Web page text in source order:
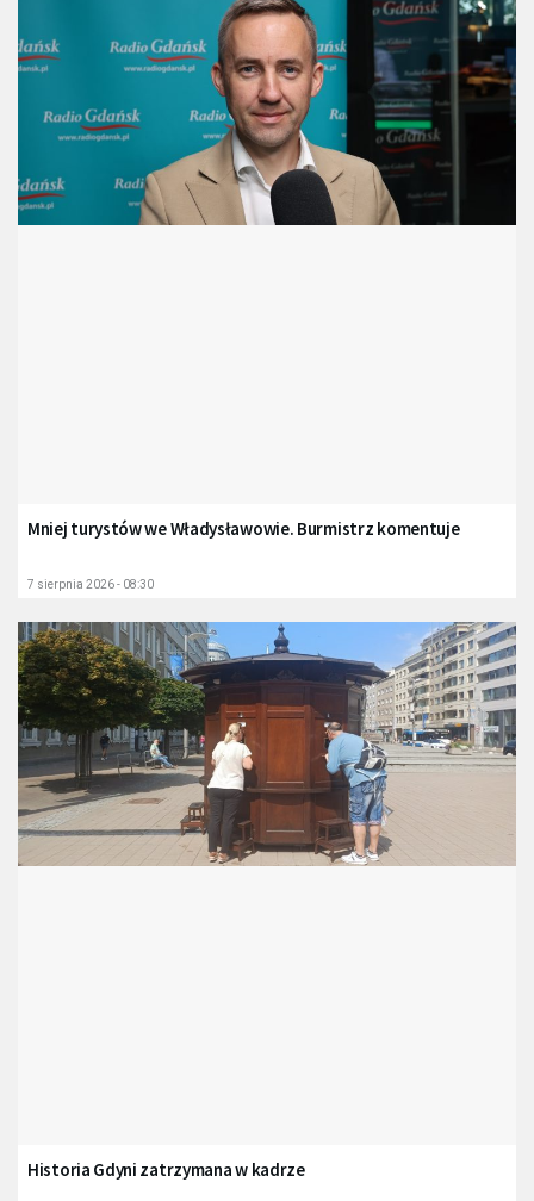
Mniej turystów we Władysławowie. Burmistrz komentuje
7 sierpnia 2026 - 08:30
Historia Gdyni zatrzymana w kadrze